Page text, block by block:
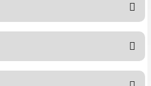
yorumu siz yapın!